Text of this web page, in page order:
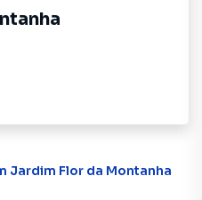
Jardim Flor da Montanha